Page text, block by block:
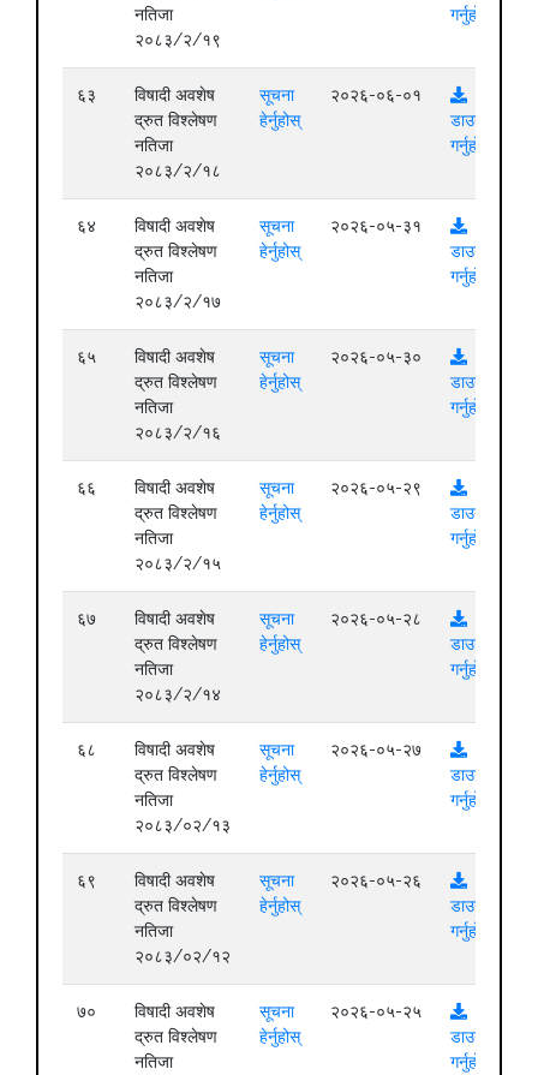
नतिजा
२०८३/२/१९
गर्नुहोस्
६३
विषादी अवशेष
द्रुत विश्लेषण
नतिजा
२०८३/२/१८
सूचना
हेर्नुहोस्
२०२६-०६-०१
डाउनलोड
गर्नुहोस्
६४
विषादी अवशेष
द्रुत विश्लेषण
नतिजा
२०८३/२/१७
सूचना
हेर्नुहोस्
२०२६-०५-३१
डाउनलोड
गर्नुहोस्
६५
विषादी अवशेष
द्रुत विश्लेषण
नतिजा
२०८३/२/१६
सूचना
हेर्नुहोस्
२०२६-०५-३०
डाउनलोड
गर्नुहोस्
६६
विषादी अवशेष
द्रुत विश्लेषण
नतिजा
२०८३/२/१५
सूचना
हेर्नुहोस्
२०२६-०५-२९
डाउनलोड
गर्नुहोस्
६७
विषादी अवशेष
द्रुत विश्लेषण
नतिजा
२०८३/२/१४
सूचना
हेर्नुहोस्
२०२६-०५-२८
डाउनलोड
गर्नुहोस्
६८
विषादी अवशेष
द्रुत विश्लेषण
नतिजा
२०८३/०२/१३
सूचना
हेर्नुहोस्
२०२६-०५-२७
डाउनलोड
गर्नुहोस्
६९
विषादी अवशेष
द्रुत विश्लेषण
नतिजा
२०८३/०२/१२
सूचना
हेर्नुहोस्
२०२६-०५-२६
डाउनलोड
गर्नुहोस्
७०
विषादी अवशेष
द्रुत विश्लेषण
नतिजा
सूचना
हेर्नुहोस्
२०२६-०५-२५
डाउनलोड
गर्नुहोस्